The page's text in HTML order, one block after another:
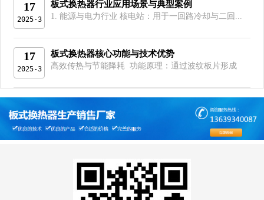
17
2025-3
板式换热器行业应用场景与典型案例
1. 能源与电力行业 核电站：用于一回路冷却与二回...
17
2025-3
板式换热器核心功能与技术优势
高效传热与节能降耗 功能原理：通过波纹板片形成